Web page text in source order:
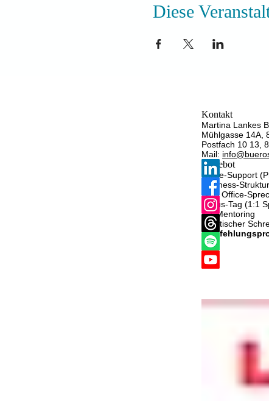
Diese
Kontakt
Martina Lankes
Mühlgasse 14A,
Postfach 10 13,
Mail:
Angebot
Office-Support
Business-
SOS Office-
Fokus-Tag (1:1
1:1 Mentoring
Juristischer